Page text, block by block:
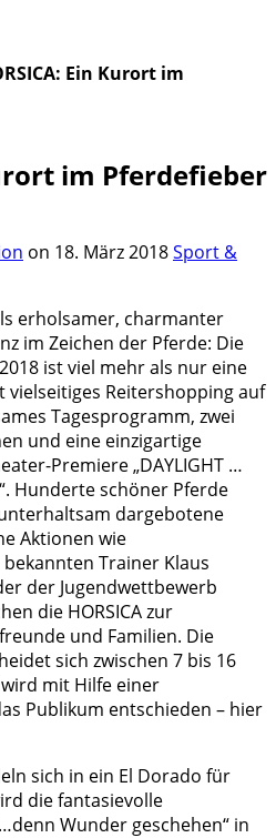
Ein Kurort im
im Pferdefieber
on 18. März 2018Sport &
erholsamer, charmanter
im Zeichen der Pferde: Die
ist viel mehr als nur eine
vielseitiges Reitershopping auf
Tagesprogramm, zwei
und eine einzigartige
Premiere „DAYLIGHT …
Hunderte schöner Pferde
dargebotene
Aktionen wie
Trainer Klaus
der Jugendwettbewerb
die HORSICA zur
und Familien. Die
sich zwischen 7 bis 16
mit Hilfe einer
Publikum entschieden – hier
sich in ein El Dorado für
die fantasievolle
Wunder geschehen“ in